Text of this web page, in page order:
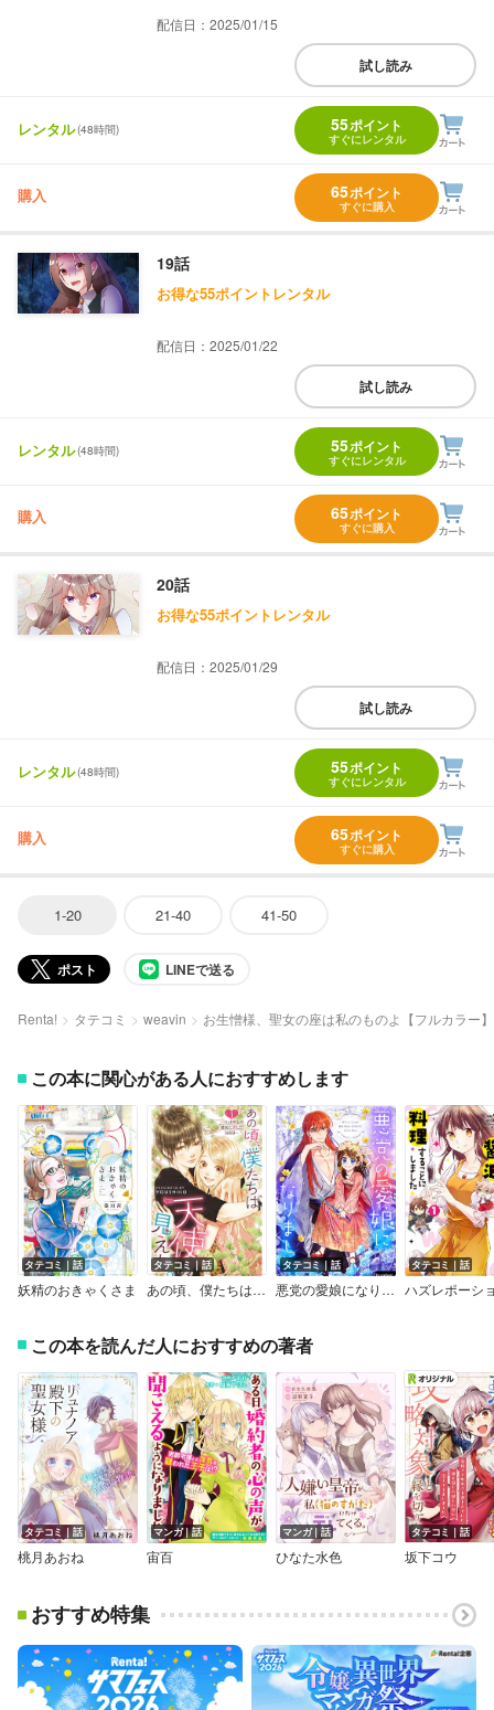
配信日：2025/01/15
試し読み
レンタル(48時間) 55ポイント
すぐにレンタル
購入 65ポイント
すぐに購入
19話
お得な55ポイントレンタル
配信日：2025/01/22
試し読み
レンタル(48時間) 55ポイント
すぐにレンタル
購入 65ポイント
すぐに購入
20話
お得な55ポイントレンタル
配信日：2025/01/29
試し読み
レンタル(48時間) 55ポイント
すぐにレンタル
購入 65ポイント
すぐに購入
1-20 21-40 41-50
ポスト LINEで送る
Renta! タテコミ weavin お生憎様、聖女の座は私のものよ【フルカラー】
この本に関心がある人におすすめします
タテコミ｜話
妖精のおきゃくさま
タテコミ｜話
あの頃、僕たちは天使が見えた。～ベッドの上の彼女に恋した365日～
タテコミ｜話
悪党の愛娘になりました【フルカラー】
タテコミ｜話
この本を読んだ人におすすめの著者
タテコミ｜話
桃月あおね
マンガ｜話
宙百
マンガ｜話
ひなた水色
タテコミ｜話
坂下コウ
おすすめ特集